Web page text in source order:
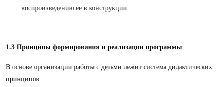
воспроизведению её в конструкции.
1.3 Принципы формирования и реализации программы
В основе организации работы с детьми лежит система дидактических
принципов: